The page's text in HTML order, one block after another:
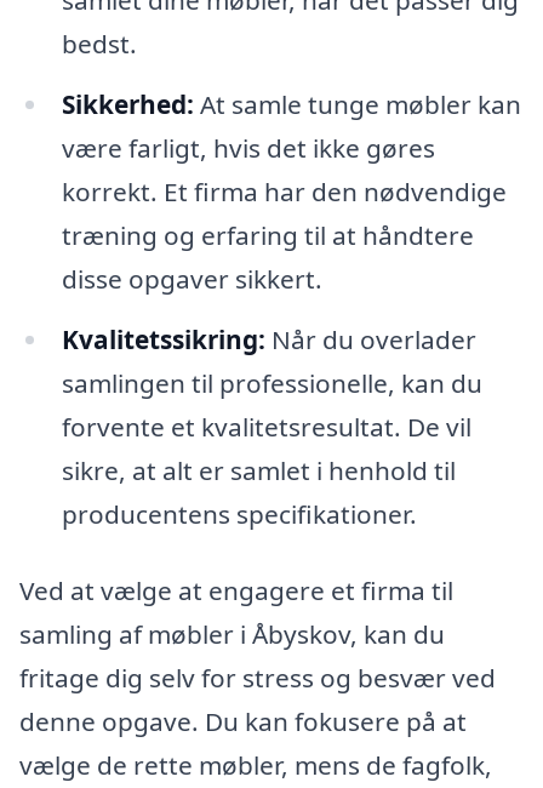
bedst.
Sikkerhed: At samle tunge møbler kan
være farligt, hvis det ikke gøres
korrekt. Et firma har den nødvendige
træning og erfaring til at håndtere
disse opgaver sikkert.
Kvalitetssikring: Når du overlader
samlingen til professionelle, kan du
forvente et kvalitetsresultat. De vil
sikre, at alt er samlet i henhold til
producentens specifikationer.
Ved at vælge at engagere et firma til
samling af møbler i Åbyskov, kan du
fritage dig selv for stress og besvær ved
denne opgave. Du kan fokusere på at
vælge de rette møbler, mens de fagfolk,